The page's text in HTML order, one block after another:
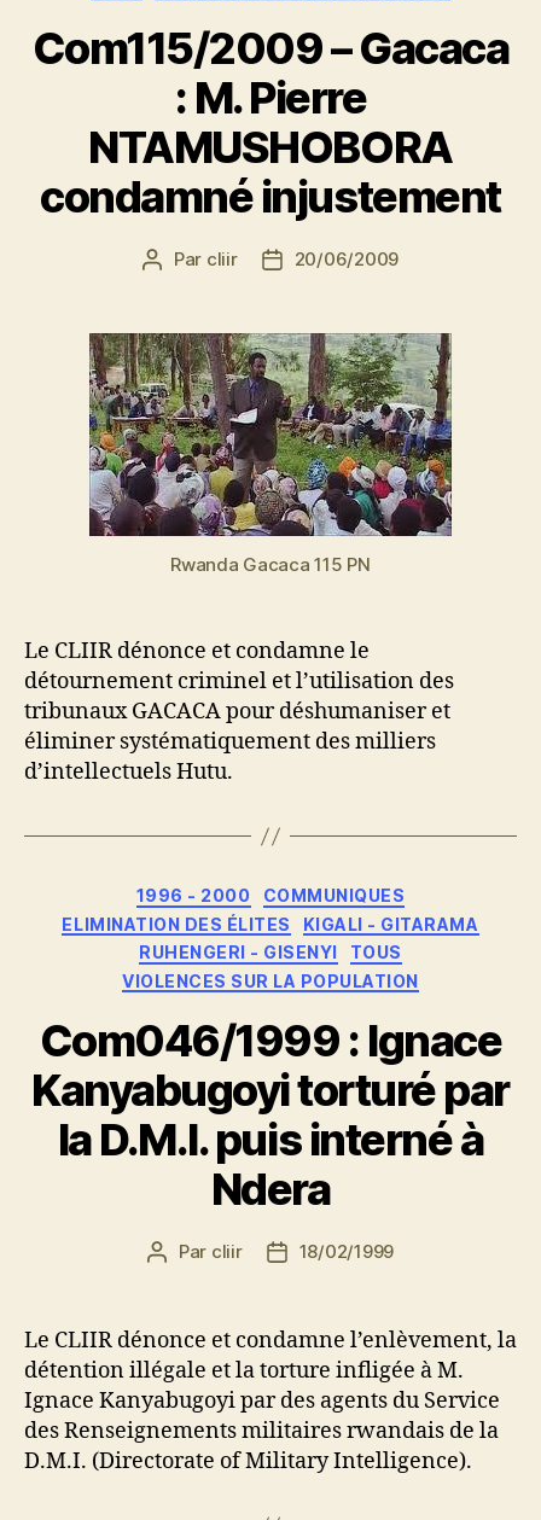
Com115/2009 – Gacaca
: M. Pierre
NTAMUSHOBORA
condamné injustement
Auteur
Par cliir
Date20/06/2009
Rwanda Gacaca 115 PN
Le CLIIR dénonce et condamne le
détournement criminel et l’utilisation des
tribunaux GACACA pour déshumaniser et
éliminer systématiquement des milliers
d’intellectuels Hutu.
Catégories
1996 - 2000
COMMUNIQUES
ELIMINATION DES ÉLITES
KIGALI - GITARAMA
RUHENGERI - GISENYI
TOUS
VIOLENCES SUR LA POPULATION
Com046/1999 : Ignace
Kanyabugoyi torturé par
la D.M.I. puis interné à
Ndera
Auteur
Par cliir
Date18/02/1999
Le CLIIR dénonce et condamne l’enlèvement, la
détention illégale et la torture infligée à M.
Ignace Kanyabugoyi par des agents du Service
des Renseignements militaires rwandais de la
D.M.I. (Directorate of Military Intelligence).